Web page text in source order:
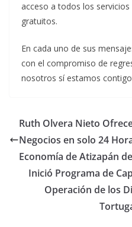
acceso a todos los
gratuitos.
En cada uno de sus
con el compromiso de
nosotros sí estamos
Ruth Olvera Nieto
Negocios en solo 24
Economía de Atizapán
Inició Programa de
Operación de los